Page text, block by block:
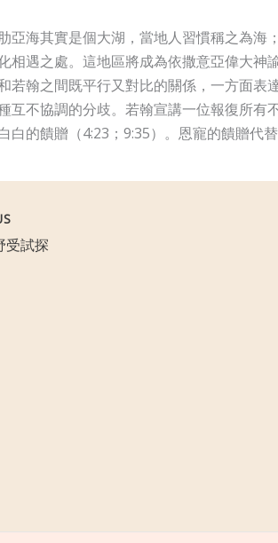
亞海其實是個大湖，當地人習慣稱之為海
相遇之處。這地區將成為依撒意亞偉大神
若翰之間既平行又對比的關係，一方面表
互不協調的分歧。若翰宣講一位報復所
白的饋贈（4:23；9:35）。恩寵的饋贈代
受試探